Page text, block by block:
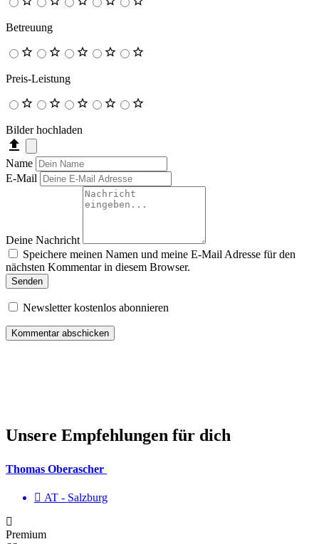
Betreuung
Preis-Leistung
Bilder hochladen
Name
E-Mail
Deine Nachricht
Speichere meinen Namen und meine E-Mail Adresse für den
nächsten Kommentar in diesem Browser.
Senden
Newsletter kostenlos abonnieren
Unsere Empfehlungen für dich
Thomas Oberascher
AT - Salzburg
Premium